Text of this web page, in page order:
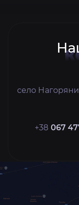
село Нагоряни
+38 067